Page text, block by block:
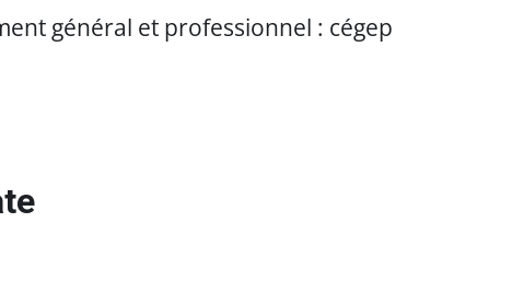
général et professionnel : cégep
1055480/mod_glossary/entry/3814/TA_glo_acronyme_001.mp3